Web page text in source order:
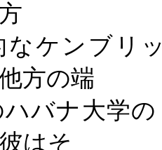
なケンブリ
方の端
バナ大学
はそ